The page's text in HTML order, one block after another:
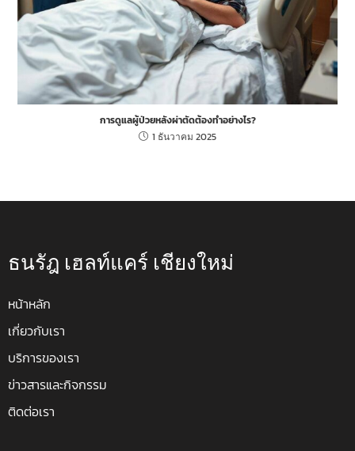
การดูแลผู้ป่วยหลังผ่าตัดต้องทำอย่างไร?
1 ธันวาคม 2025
ธนรัฎ เฮลท์แคร์ เชียงใหม่
หน้าหลัก
เกี่ยวกับเรา
บริการของเรา
ข่าวสารและกิจกรรม
ติดต่อเรา